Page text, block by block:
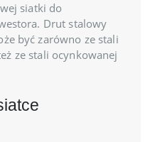
siatki do
Drut stalowy
być zarówno ze stali
ze stali ocynkowanej